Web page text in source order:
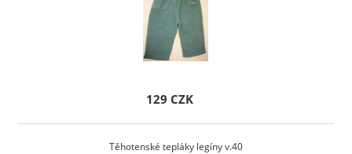
129 CZK
Těhotenské tepláky legíny v.40